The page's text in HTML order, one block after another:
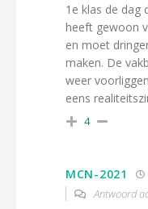
1e klas de dag
heeft gewoon
en moet
maken. De
weer
eens
4
MCN-2021
Antwoord